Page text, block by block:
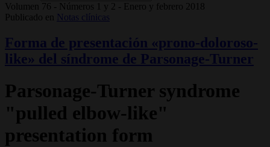
Volumen 76 - Números 1 y 2 - Enero y febrero 2018
Publicado en
Notas clínicas
Forma de presentación «prono-doloroso-
like» del síndrome de Parsonage-Turner
Parsonage-Turner syndrome
"pulled elbow-like"
presentation form